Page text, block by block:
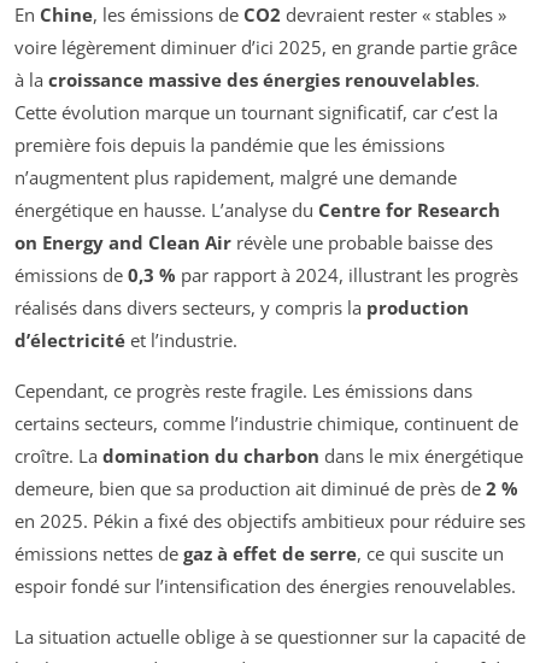
En Chine, les émissions de CO2 devraient rester « stables »
voire légèrement diminuer d’ici 2025, en grande partie grâce
à la croissance massive des énergies renouvelables.
Cette évolution marque un tournant significatif, car c’est la
première fois depuis la pandémie que les émissions
n’augmentent plus rapidement, malgré une demande
énergétique en hausse. L’analyse du Centre for Research
on Energy and Clean Air révèle une probable baisse des
émissions de 0,3 % par rapport à 2024, illustrant les progrès
réalisés dans divers secteurs, y compris la production
d’électricité et l’industrie.
Cependant, ce progrès reste fragile. Les émissions dans
certains secteurs, comme l’industrie chimique, continuent de
croître. La domination du charbon dans le mix énergétique
demeure, bien que sa production ait diminué de près de 2 %
en 2025. Pékin a fixé des objectifs ambitieux pour réduire ses
émissions nettes de gaz à effet de serre, ce qui suscite un
espoir fondé sur l’intensification des énergies renouvelables.
La situation actuelle oblige à se questionner sur la capacité de